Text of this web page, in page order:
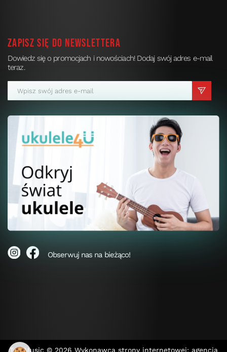
Zapisz się do newslettera
Dowiedz się o promocjach i nowościach! Dodaj swój adres e-mail
teraz.
Obserwuj nas na bieżąco!
Top Music © 2026 Wykonawca strony internetowej: agencja